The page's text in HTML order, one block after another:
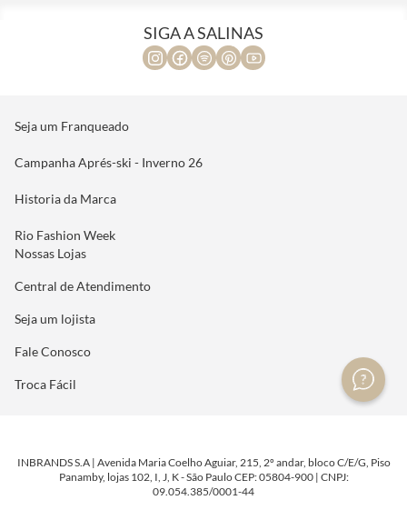
SIGA A SALINAS
Seja um Franqueado
Campanha Aprés-ski - Inverno 26
Historia da Marca
Rio Fashion Week
Nossas Lojas
Central de Atendimento
Seja um lojista
Fale Conosco
Troca Fácil
INBRANDS S.A | Avenida Maria Coelho Aguiar, 215, 2º andar, bloco C/E/G, Piso
Panamby, lojas 102, I, J, K - São Paulo CEP: 05804-900 | CNPJ:
09.054.385/0001-44